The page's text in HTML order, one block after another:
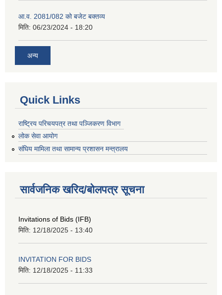
आ.व. 2081/082 को बजेट बक्तव्य
मिति: 06/23/2024 - 18:20
अन्य
Quick Links
राष्ट्रिय परिचयपत्र तथा पञ्जिकरण विभाग
लोक सेवा आयोग
संघिय मामिला तथा सामान्य प्रशासन मन्त्रालय
सार्वजनिक खरिद/बोलपत्र सूचना
Invitations of Bids (IFB)
मिति: 12/18/2025 - 13:40
INVITATION FOR BIDS
मिति: 12/18/2025 - 11:33